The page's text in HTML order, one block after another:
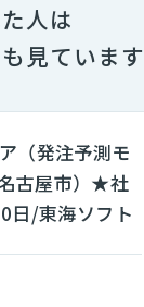
人は
見ています
（発注予測モ
古屋市）★社
日/東海ソフト